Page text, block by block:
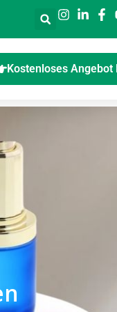
Kostenloses Angebot